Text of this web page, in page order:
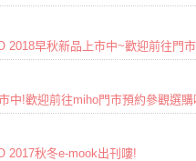
2018早秋新品上市中~歡迎前往門
中!歡迎前往miho門市預約參觀選購
2017秋冬e-mook出刊嘍!